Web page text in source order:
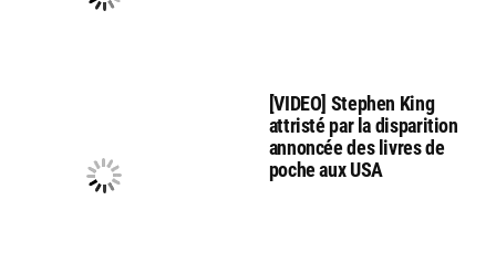
[VIDEO] Stephen King
attristé par la disparition
annoncée des livres de
poche aux USA